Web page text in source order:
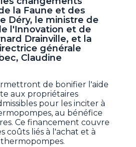
la Faune et des
Déry, le ministre de
l'Innovation et de
Drainville, et la
générale
Claudine
de bonifier l'aide
aux propriétaires
pour les inciter à
au bénéfice
Ce financement couvre
coûts liés à l'achat et à